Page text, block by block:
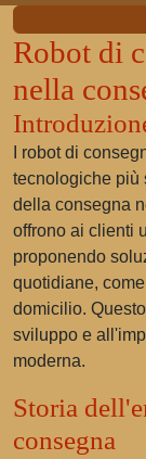
Robot di
nella
I robot di
tecnologiche più
della consegna
offrono ai clienti
proponendo
quotidiane,
domicilio.
sviluppo e
moderna.
Storia
consegna